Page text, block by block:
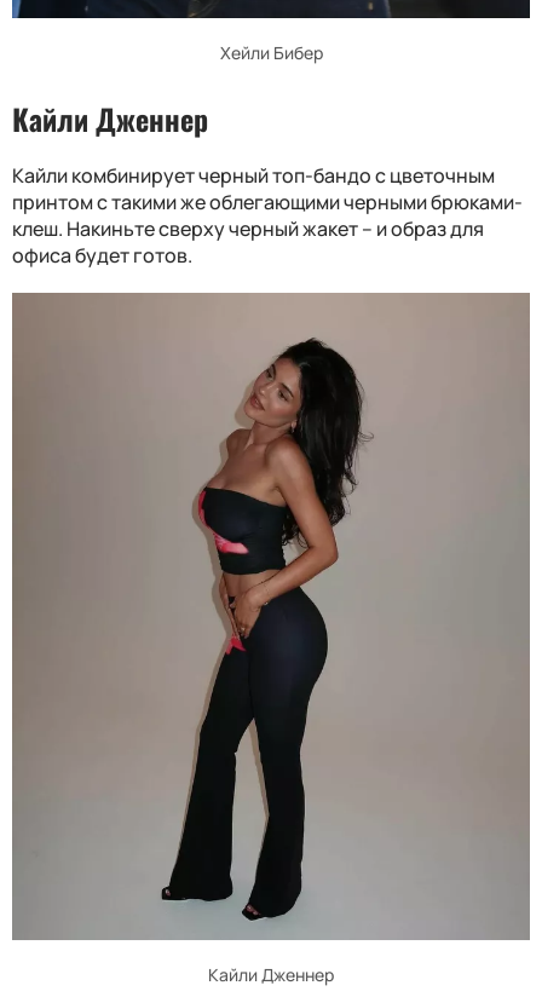
Хейли Бибер
Кайли Дженнер
Кайли комбинирует черный топ-бандо с цветочным
принтом с такими же облегающими черными брюками-
клеш. Накиньте сверху черный жакет – и образ для
офиса будет готов.
Кайли Дженнер